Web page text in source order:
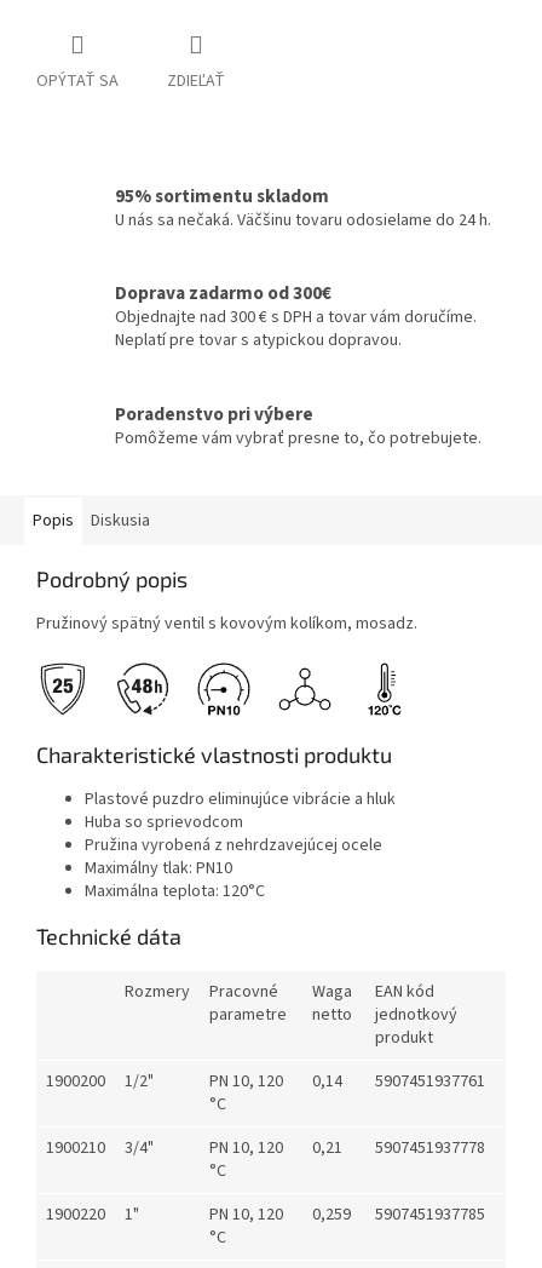
OPÝTAŤ SA ZDIEĽAŤ
95% sortimentu skladom
U nás sa nečaká. Väčšinu tovaru odosielame do 24 h.
Doprava zadarmo od 300€
Objednajte nad 300 € s DPH a tovar vám doručíme.
Neplatí pre tovar s atypickou dopravou.
Poradenstvo pri výbere
Pomôžeme vám vybrať presne to, čo potrebujete.
Popis Diskusia
Podrobný popis
Pružinový spätný ventil s kovovým kolíkom, mosadz.
Charakteristické vlastnosti produktu
Plastové puzdro eliminujúce vibrácie a hluk
Huba so sprievodcom
Pružina vyrobená z nehrdzavejúcej ocele
Maximálny tlak: PN10
Maximálna teplota: 120°C
Technické dáta
Rozmery
Pracovné
parametre
Waga
netto
EAN kód
jednotkový
produkt
1900200
1/2"
PN 10, 120
°C
0,14 5907451937761
1900210 3/4"
PN 10, 120
°C
0,21 5907451937778
1900220 1"
PN 10, 120
°C
0,259 5907451937785